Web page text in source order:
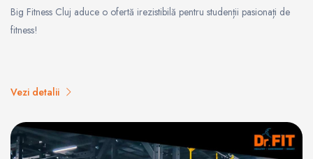
Big Fitness Cluj aduce o ofertă irezistibilă pentru studenții pasionați de
fitness!
Vezi detalii